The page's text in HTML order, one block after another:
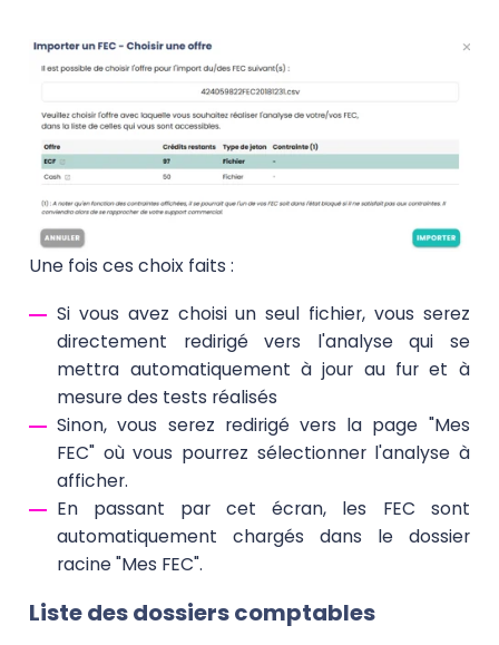
Une fois ces choix faits :
Si vous avez choisi un seul fichier, vous serez
directement redirigé vers l'analyse qui se
mettra automatiquement à jour au fur et à
mesure des tests réalisés
Sinon, vous serez redirigé vers la page "Mes
FEC" où vous pourrez sélectionner l'analyse à
afficher.
En passant par cet écran, les FEC sont
automatiquement chargés dans le dossier
racine "Mes FEC".
Liste des dossiers comptables